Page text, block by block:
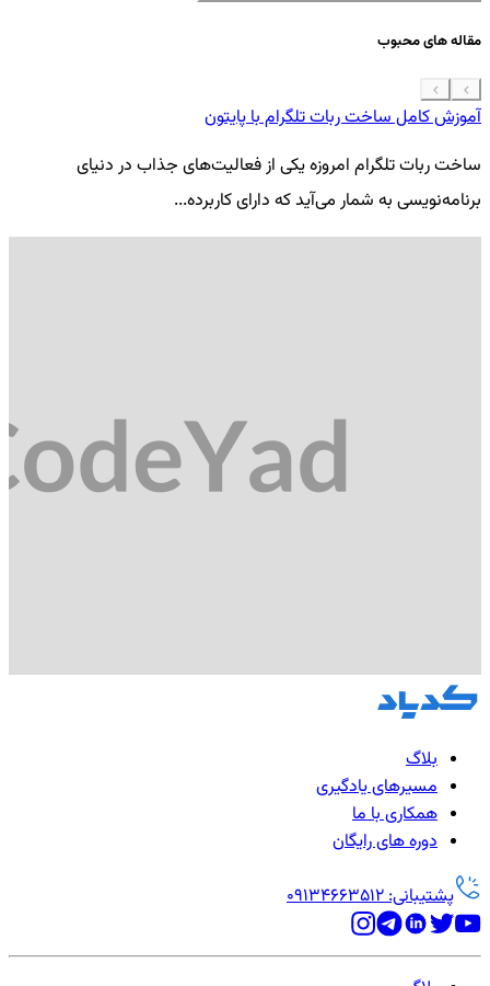
مقاله های محبوب
آموزش کامل ساخت ربات تلگرام با پایتون
ساخت ربات تلگرام امروزه یکی از فعالیت‌های جذاب در دنیای
برنامه‌نویسی به شمار می‌آید که دارای کاربرده...
بلاگ
مسیرهای یادگیری
همکاری با ما
دوره های رایگان
پشتیبانی: 09134663512